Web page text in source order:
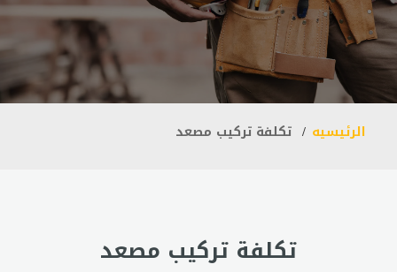
الرئيسيه تكلفة تركيب مصعد
تكلفة تركيب مصعد